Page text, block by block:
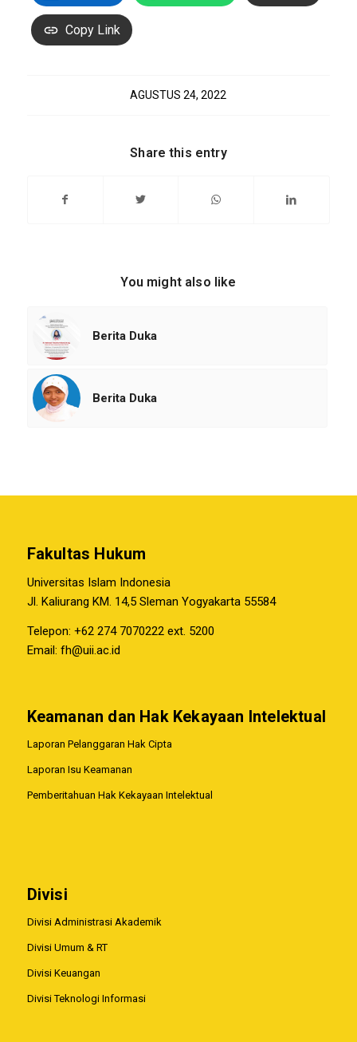
Copy Link
AGUSTUS 24, 2022
Share this entry
You might also like
Berita Duka
Berita Duka
Fakultas Hukum
Universitas Islam Indonesia
Jl. Kaliurang KM. 14,5 Sleman Yogyakarta 55584
Telepon: +62 274 7070222 ext. 5200
Email: fh@uii.ac.id
Keamanan dan Hak Kekayaan Intelektual
Laporan Pelanggaran Hak Cipta
Laporan Isu Keamanan
Pemberitahuan Hak Kekayaan Intelektual
Divisi
Divisi Administrasi Akademik
Divisi Umum & RT
Divisi Keuangan
Divisi Teknologi Informasi